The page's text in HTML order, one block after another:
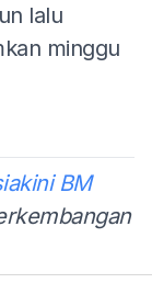
lalu
minggu
BM